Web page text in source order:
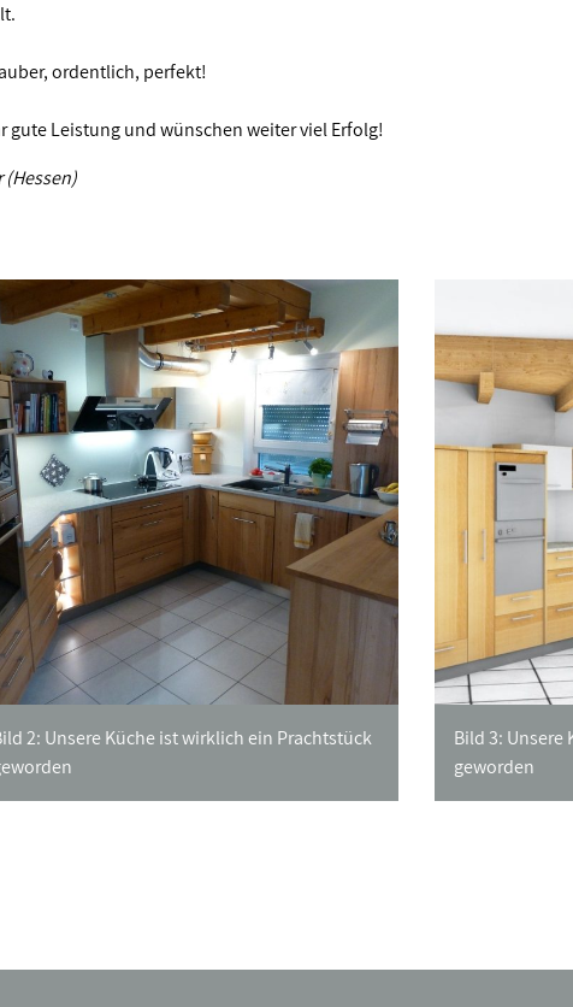
ordentlich, perfekt!
Leistung und wünschen weiter viel Erfolg!
(Hessen)
2: Unsere Küche ist wirklich ein Prachtstück
Bild 3:
geworden